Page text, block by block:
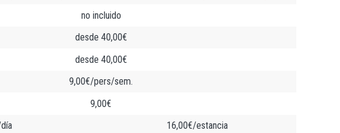
no incluido
desde 40,00€
desde 40,00€
9,00€/pers/sem.
9,00€
16,00€/estancia